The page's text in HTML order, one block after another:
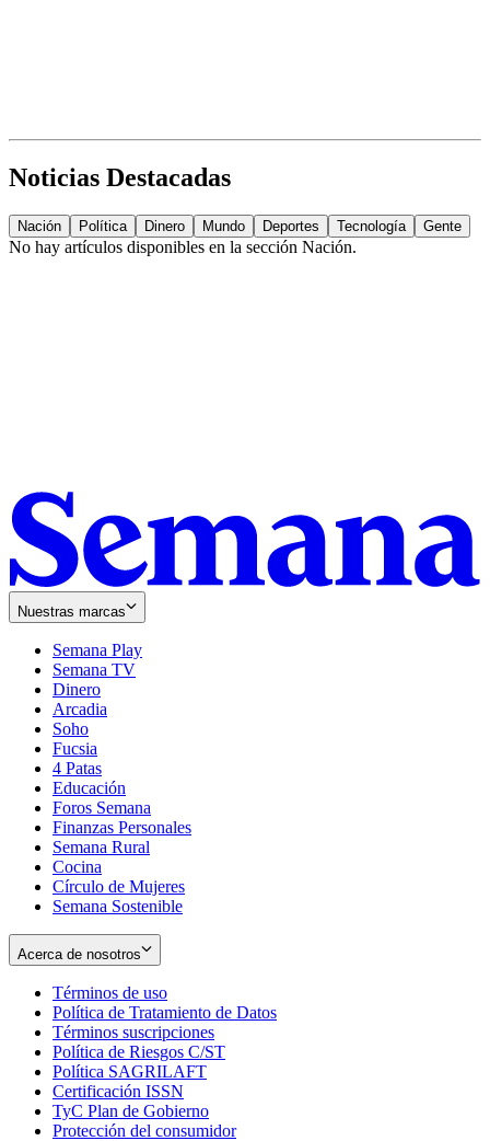
Noticias Destacadas
Nación Política Dinero Mundo Deportes Tecnología Gente
No hay artículos disponibles en la sección Nación.
Nuestras marcas
Semana Play
Semana TV
Dinero
Arcadia
Soho
in
new
window
Fucsia
in
new
window
4 Patas
Educación
Foros Semana
Finanzas Personales
Semana Rural
Cocina
Círculo de Mujeres
Semana Sostenible
Acerca de nosotros
Términos de uso
in
new
window
Política de Tratamiento de Datos
Términos suscripciones
in
Política de Riesgos C/ST
Política SAGRILAFT
new
window
Certificación ISSN
in
new
TyC Plan de Gobierno
in
Protección del consumidorOpens